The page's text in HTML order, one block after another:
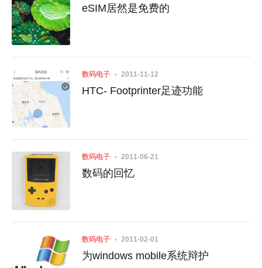
eSIM居然是免费的
数码电子 2011-11-12
HTC- Footprinter足迹功能
数码电子 2011-06-21
数码的回忆
数码电子 2011-02-01
为windows mobile系统辩护